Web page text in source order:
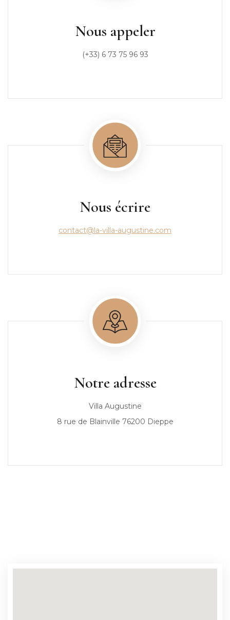
Nous appeler
(+33) 6 73 75 96 93
Nous écrire
contact@la-villa-augustine.com
Notre adresse
Villa Augustine
8 rue de Blainville 76200 Dieppe